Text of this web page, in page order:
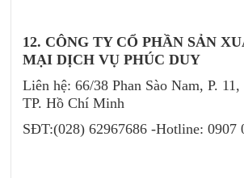
12. CÔNG TY CỔ PHẦN SẢN
MẠI DỊCH VỤ PHÚC DUY
Liên hệ: 66/38 Phan Sào Nam, P.
TP. Hồ Chí Minh
SĐT:(028) 62967686 -Hotline: 0907